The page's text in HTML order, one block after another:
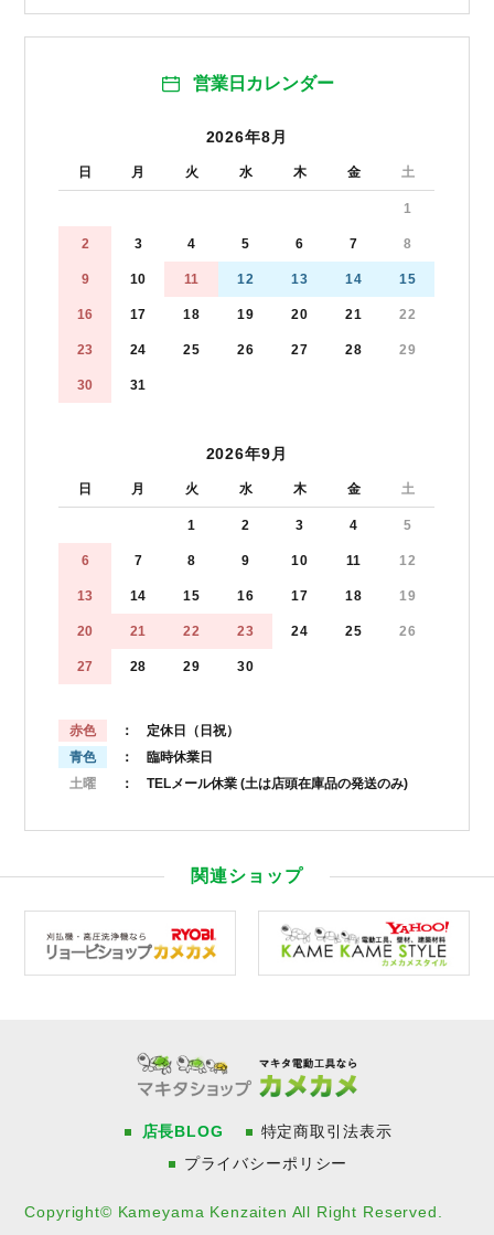
営業日カレンダー
2026年8月
日 月 火 水 木 金 土
1
2 3 4 5 6 7 8
9 10 11 12 13 14 15
16 17 18 19 20 21 22
23 24 25 26 27 28 29
30 31
2026年9月
日 月 火 水 木 金 土
1 2 3 4 5
6 7 8 9 10 11 12
13 14 15 16 17 18 19
20 21 22 23 24 25 26
27 28 29 30
赤色
： 定休日（日祝）
青色
： 臨時休業日
土曜
： TELメール休業 (土は店頭在庫品の発送のみ)
関連ショップ
店長BLOG
特定商取引法表示
プライバシーポリシー
Copyright© Kameyama Kenzaiten All Right Reserved.